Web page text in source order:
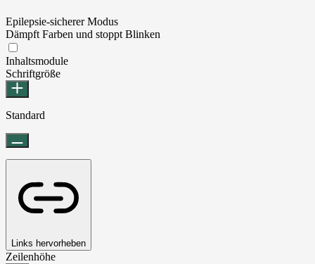
Epilepsie-sicherer Modus
Dämpft Farben und stoppt Blinken
Inhaltsmodule
Schriftgröße
Standard
Links hervorheben
Zeilenhöhe